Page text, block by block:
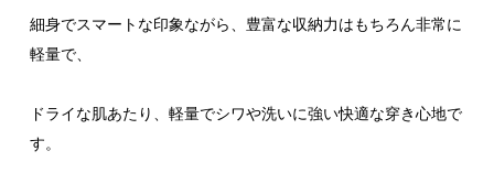
細身でスマートな印象ながら、豊富な収納力はもちろん非常に
軽量で、
ドライな肌あたり、軽量でシワや洗いに強い快適な穿き心地で
す。